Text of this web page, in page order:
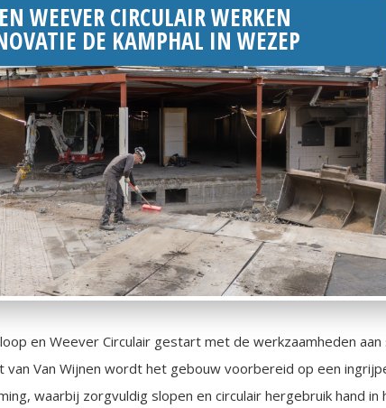
WEEVER CIRCULAIR WERKEN
DE KAMPHAL IN WEZEP
en Weever Circulair gestart met de werkzaamheden
van Van Wijnen wordt het gebouw voorbereid op een
waarbij zorgvuldig slopen en circulair hergebruik hand in